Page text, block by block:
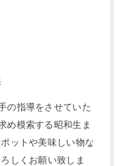
の指導をさせていた
め模索する昭和生ま
ットや美味しい物な
しくお願い致しま